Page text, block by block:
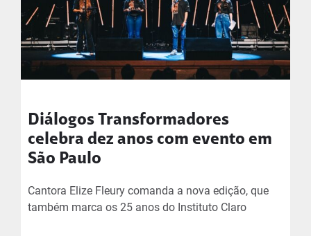
Diálogos Transformadores
celebra dez anos com evento em
São Paulo
Cantora Elize Fleury comanda a nova edição, que
também marca os 25 anos do Instituto Claro